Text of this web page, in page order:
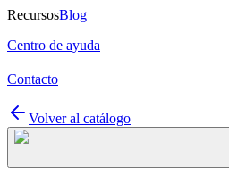
RecursosBlog
Centro de ayuda
Contacto
Volver al catálogo